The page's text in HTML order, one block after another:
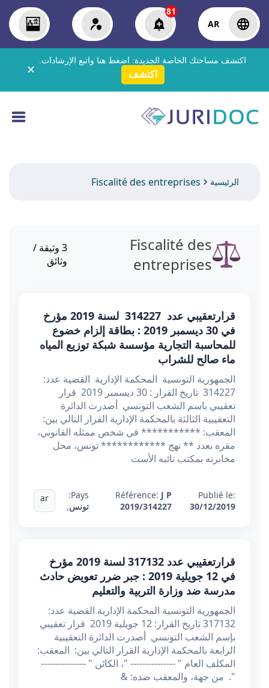
AR
81
اكتشف مساحتك الخاصة الجديدة: اضغط هنا واتبع الإرشادات.
اكتشف ✕
الرئيسية Fiscalité des entreprises
Fiscalité des
entreprises
3 وثيقة /
وثائق
قرارتعقيبي عدد 314227 لسنة 2019 مؤرخ
في 30 ديسمبر 2019 : بطاقة إلزام خضوع
للمحاسبة التجارية مؤسسة شبكة توزيع المياه
ماء صالح للشراب
الجمهورية التونسية المحكمة الإدارية القضية عدد:
314227 تاريخ القرار : 30 ديسمبر 2019 قرار
تعقيبي باسم الشعب التونسي أصدرت الدائرة
التعقيبية الثالثة بالمحكمة الإدارية القرار التالي بين:
المعقب: *********** في شخص ممثله القانوني،
مقره بعدد ** نهج ************ تونس، محل
مخابرته بمكتب نائبه الأست
Publié le:
30/12/2019
Référence: J P
2019/314227
Pays:
تونس,
ar
قرارتعقيبي عدد 317132 لسنة 2019 مؤرخ
في 12 جويلية 2019 ​​​​​​​: جبر ضرر تعويض حادث
مدرسة ضد وزارة التربية والتعليم
الجمهورية التونسية المحكمة الإدارية القضية عدد:
317132 تاريخ القرار: 12 جويلية 2019 قرار تعقيبي
بإسم الشعب التونسي أصدرت الدائرة التعقيبية
الرابعة بالمحكمة الإدارية القرار التالي بين: المعقب:
المكلف العام " --------------- "، الكائن " ---------------
". من جهة، والمعقب ضده: &